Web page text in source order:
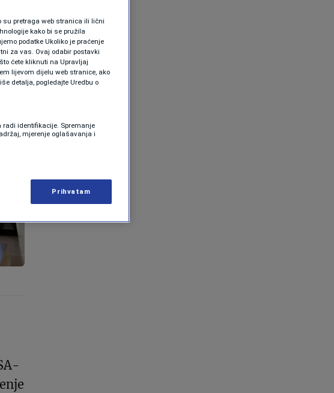
su pretraga web stranica ili lični
kako bi se pružila
podatke Ukoliko je praćenje
za vas. Ovaj odabir postavki
ćete kliknuti na Upravljaj
lijevom dijelu web stranice, ako
detalja, pogledajte Uredbu o
radi identifikacije. Spremanje
mjerenje oglašavanja i
Prihvatam